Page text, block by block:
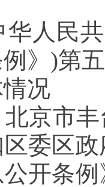
民共
》)第
况
市丰
委区
开条